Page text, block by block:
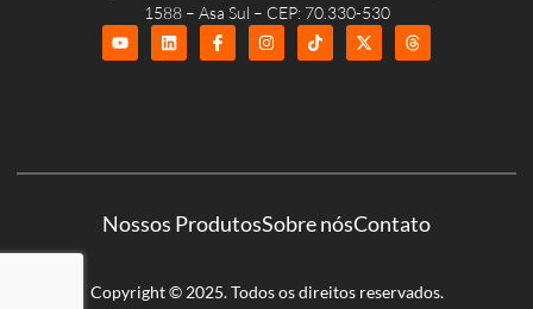
1588 – Asa Sul – CEP: 70.330-530
Nossos ProdutosSobre nósContato
Copyright © 2025. Todos os direitos reservados.